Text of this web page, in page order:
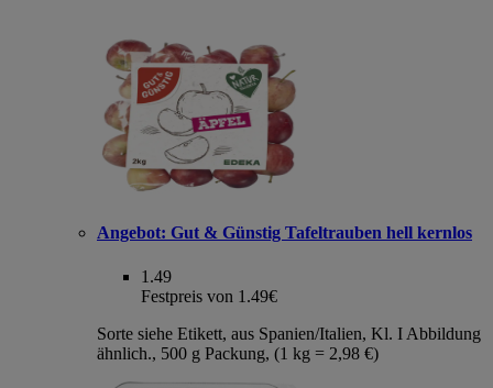
Angebot: Gut & Günstig Tafeltrauben hell kernlos
1.49
Festpreis von 1.49€
Sorte siehe Etikett, aus Spanien/Italien, Kl. I Abbildung
ähnlich., 500 g Packung, (1 kg = 2,98 €)